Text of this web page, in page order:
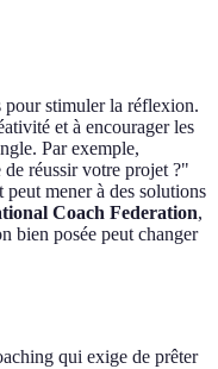
pour stimuler la réflexion.
et à encourager les
Par exemple,
réussir votre projet ?"
peut mener à des solutions
Coach Federation,
bien posée peut changer
qui exige de prêter